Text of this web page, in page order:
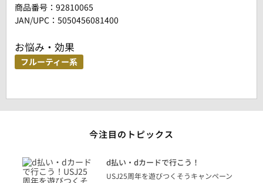
商品番号： 92810065
JAN/UPC：5050456081400
お悩み・効果
フルーティー系
今注目のトピックス
d払い・dカードで行こう！
USJ25周年を遊びつくそうキャンペーン